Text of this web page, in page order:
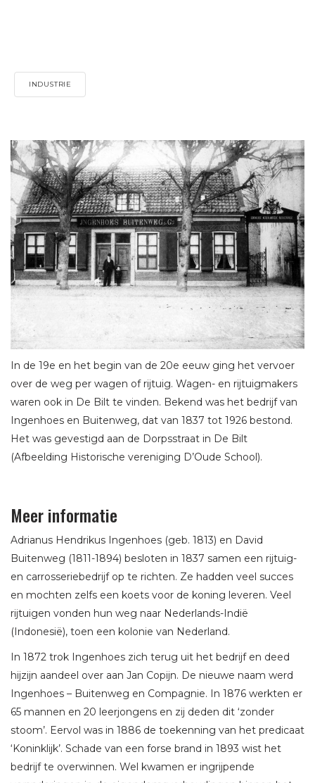
INDUSTRIE
In de 19e en het begin van de 20e eeuw ging het vervoer
over de weg per wagen of rijtuig. Wagen- en rijtuigmakers
waren ook in De Bilt te vinden. Bekend was het bedrijf van
Ingenhoes en Buitenweg, dat van 1837 tot 1926 bestond.
Het was gevestigd aan de Dorpsstraat in De Bilt
(Afbeelding Historische vereniging D’Oude School).
Meer informatie
Adrianus Hendrikus Ingenhoes (geb. 1813) en David
Buitenweg (1811-1894) besloten in 1837 samen een rijtuig-
en carrosseriebedrijf op te richten. Ze hadden veel succes
en mochten zelfs een koets voor de koning leveren. Veel
rijtuigen vonden hun weg naar Nederlands-Indië
(Indonesië), toen een kolonie van Nederland.
In 1872 trok Ingenhoes zich terug uit het bedrijf en deed
hijzijn aandeel over aan Jan Copijn. De nieuwe naam werd
Ingenhoes – Buitenweg en Compagnie. In 1876 werkten er
65 mannen en 20 leerjongens en zij deden dit ‘zonder
stoom’. Eervol was in 1886 de toekenning van het predicaat
‘Koninklijk’. Schade van een forse brand in 1893 wist het
bedrijf te overwinnen. Wel kwamen er ingrijpende